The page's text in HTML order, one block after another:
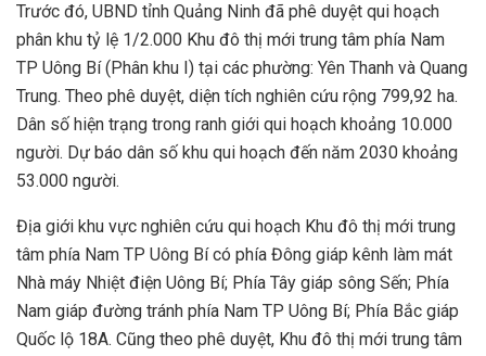
Trước đó, UBND tỉnh Quảng Ninh đã phê duyệt qui hoạch
phân khu tỷ lệ 1/2.000 Khu đô thị mới trung tâm phía Nam
TP Uông Bí (Phân khu I) tại các phường: Yên Thanh và Quang
Trung. Theo phê duyệt, diện tích nghiên cứu rộng 799,92 ha.
Dân số hiện trạng trong ranh giới qui hoạch khoảng 10.000
người. Dự báo dân số khu qui hoạch đến năm 2030 khoảng
53.000 người.
Địa giới khu vực nghiên cứu qui hoạch Khu đô thị mới trung
tâm phía Nam TP Uông Bí có phía Đông giáp kênh làm mát
Nhà máy Nhiệt điện Uông Bí; Phía Tây giáp sông Sến; Phía
Nam giáp đường tránh phía Nam TP Uông Bí; Phía Bắc giáp
Quốc lộ 18A. Cũng theo phê duyệt, Khu đô thị mới trung tâm